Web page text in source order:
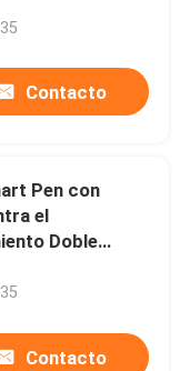
Contacto
Pen con
el
Doble
de nicotina
Contacto